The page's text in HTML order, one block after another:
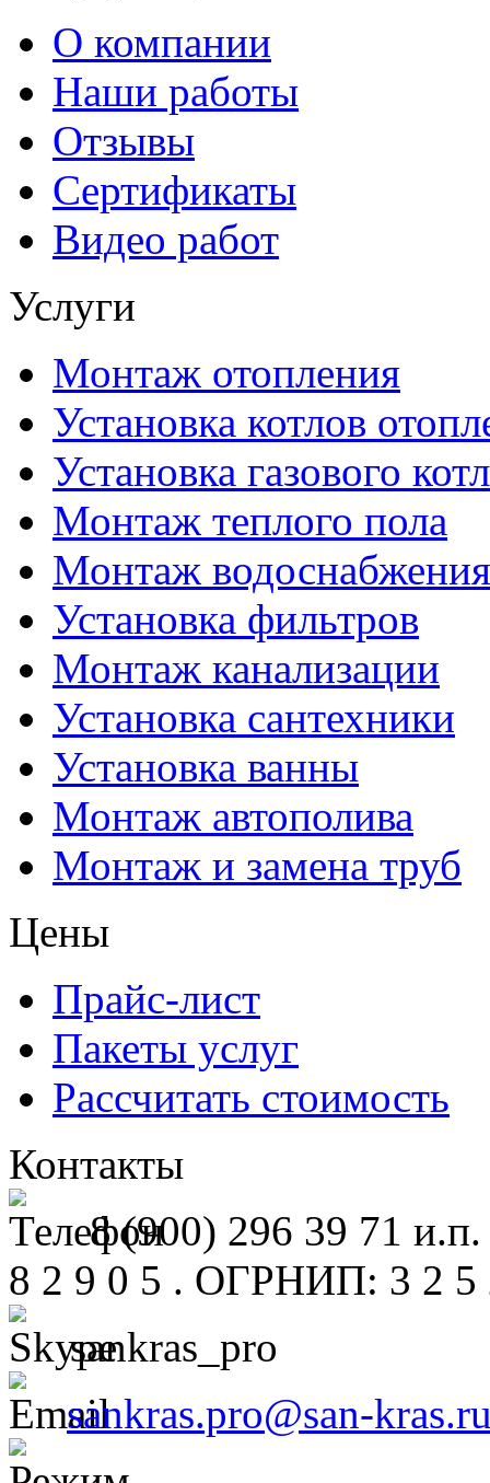
О компании
Наши работы
Отзывы
Сертификаты
Видео работ
Услуги
Монтаж отопления
Установка котлов
Установка газового
Монтаж теплого пола
Монтаж водоснабжения
Установка фильтров
Монтаж канализации
Установка сантехники
Установка ванны
Монтаж автополива
Монтаж и замена труб
Цены
Прайс-лист
Пакеты услуг
Рассчитать стоимость
Контакты
8 (900) 296 39 71
8 2 9 0 5 . ОГРНИП: 3 2 5
sankras_pro
sankras.pro@san-